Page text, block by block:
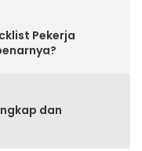
Pekerja
dan